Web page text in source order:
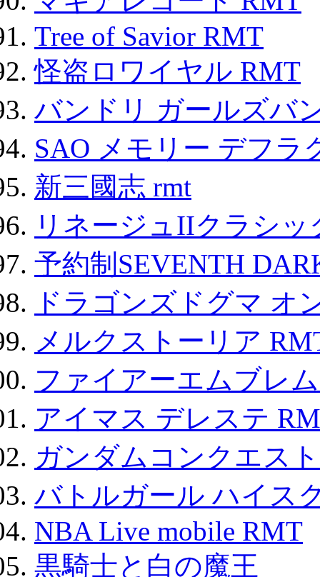
Tree of Savior RMT
怪盗ロワイヤル RMT
バンドリ ガールズバ
SAO メモリー デフラ
新三國志 rmt
リネージュIIクラシ
予約制SEVENTH
ドラゴンズドグマ オ
メルクストーリア
ファイアーエムブレ
アイマス デレステ
ガンダムコンクエスト
バトルガール ハイス
NBA Live mobile RMT
黒騎士と白の魔王